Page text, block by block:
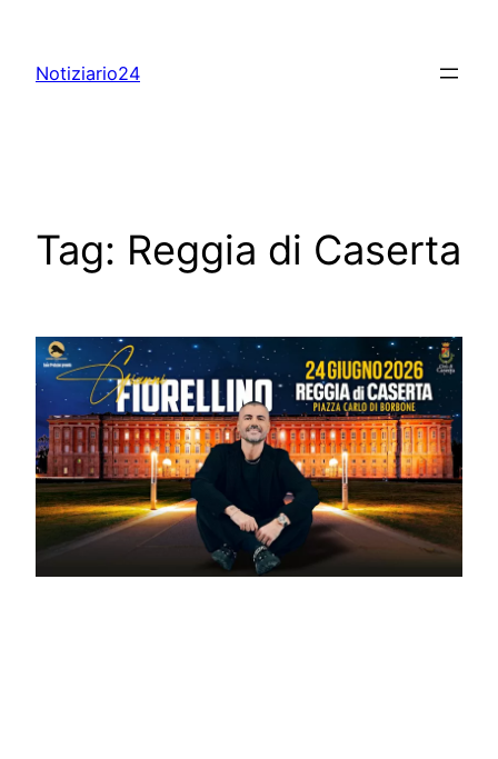
content
Notiziario24
Tag: Reggia di Caserta